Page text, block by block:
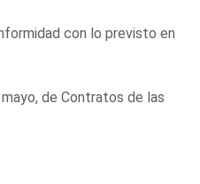
con lo previsto en
de Contratos de las